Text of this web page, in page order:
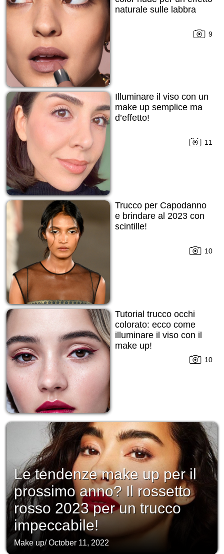
naturale sulle labbra
9
Illuminare il viso con un
make up semplice ma
d’effetto!
11
Trucco per Capodanno
е brindare al 2023 con
scintille!
10
Tutorial trucco occhi
colorato: ecco come
illuminare il viso con il
make up!
10
Le tendenze make up per il
prossimo anno? Il rossetto
rosso 2023 per un trucco
impeccabile!
Make up/October 11, 2022